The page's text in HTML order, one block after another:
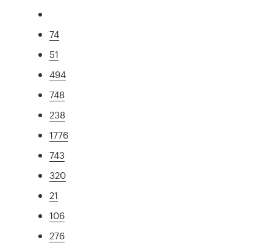
74
51
494
748
238
1776
743
320
21
106
276